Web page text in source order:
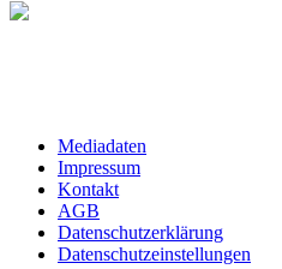
Mediadaten
Impressum
Kontakt
AGB
Datenschutzerklärung
Datenschutzeinstellungen